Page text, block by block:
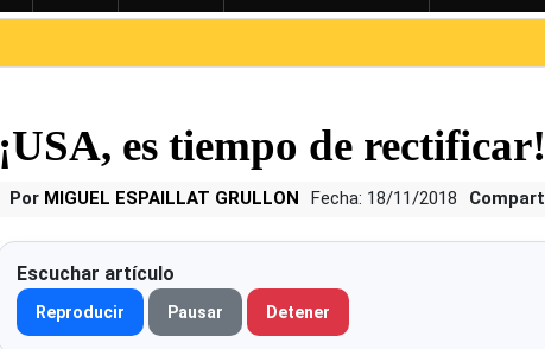
¡USA, es tiempo de
Por MIGUEL ESPAILLAT GRULLON Fecha: 18/11/2018
Escuchar artículo
Reproducir Pausar Detener